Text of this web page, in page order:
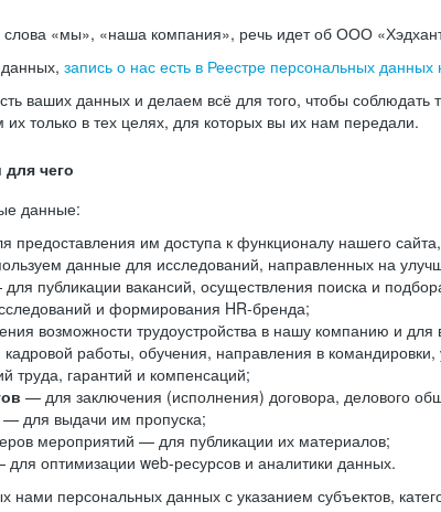
слова «мы», «наша компания», речь идет об ООО
запись о нас есть в Реестре персональных
ваших данных и делаем всё для того, чтобы
только в тех целях, для которых вы их нам передали.
чего
данные:
предоставления им доступа к функционалу нашего
данные для исследований, направленных на
публикации вакансий, осуществления поиска и
и формирования HR-бренда;
возможности трудоустройства в нашу компанию и для
работы, обучения, направления в
труда, гарантий и компенсаций;
— для заключения (исполнения) договора, делового
— для выдачи им пропуска;
мероприятий — для публикации их материалов;
оптимизации web-ресурсов и аналитики данных.
персональных данных с указанием субъектов,